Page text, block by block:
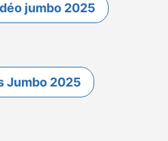
jumbo 2025
Jumbo 2025